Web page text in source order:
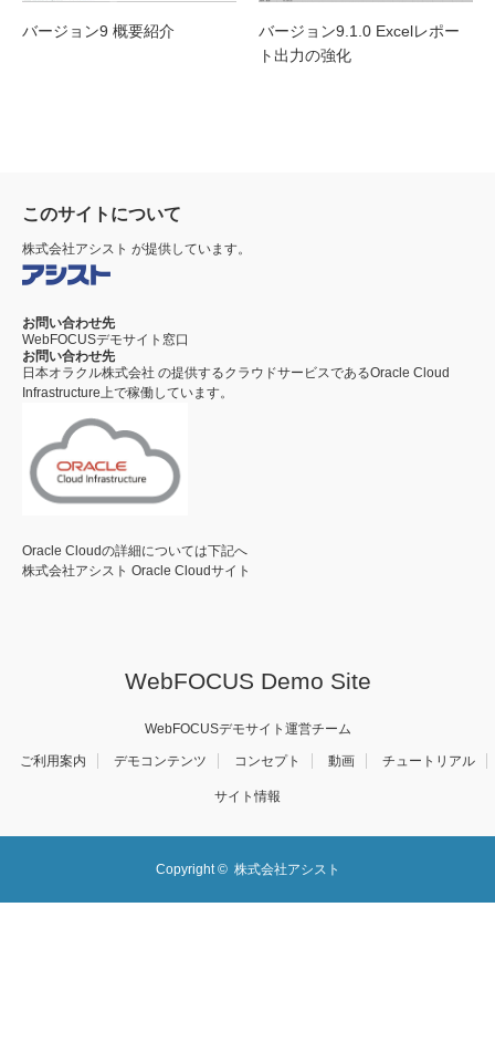
バージョン9 概要紹介
バージョン9.1.0 Excelレポー
ト出力の強化
このサイトについて
株式会社アシスト が提供しています。
お問い合わせ先
WebFOCUSデモサイト窓口
お問い合わせ先
日本オラクル株式会社 の提供するクラウドサービスであるOracle Cloud
Infrastructure上で稼働しています。
Oracle Cloudの詳細については下記へ
株式会社アシスト Oracle Cloudサイト
WebFOCUS Demo Site
WebFOCUSデモサイト運営チーム
ご利用案内 デモコンテンツ コンセプト 動画 チュートリアル
サイト情報
Copyright © 株式会社アシスト